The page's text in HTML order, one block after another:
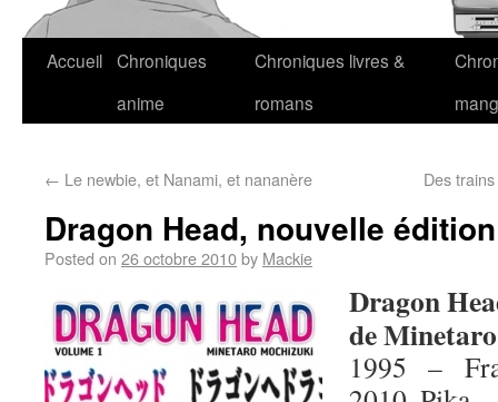
Accueil Chroniques
anime
Chroniques livres &
romans
← Le newbie, et Nanami, et nananère Des
Dragon Head, nouvelle édition
Posted on 26 octobre 2010by Mackie
Dragon
de
1995 –